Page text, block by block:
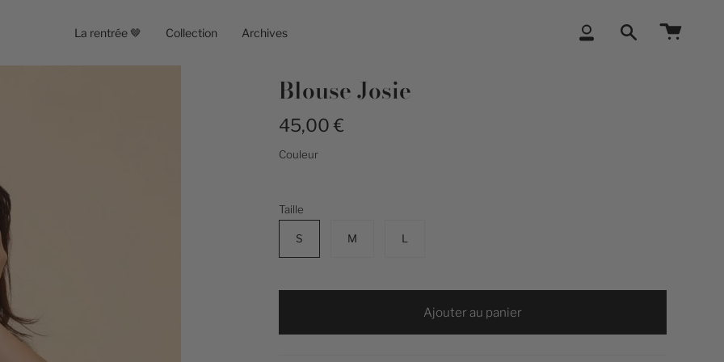
La rentrée 🤎 Collection Archives Compte Recherche
Blouse Josie
45,00 €
Couleur
Taille
S M L
Ajouter au panier